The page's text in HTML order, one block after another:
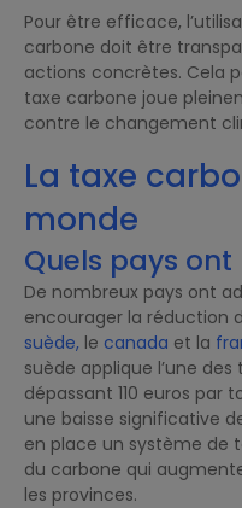
Pour être efficace,
carbone doit être
actions concrètes. Cela
taxe carbone joue
contre le changement
La taxe
monde
Quels pays
De nombreux pays ont
encourager la réduction
suède, le canada et la
suède applique l’une
dépassant 110 euros par
une baisse significative
en place un système de
du carbone qui
les provinces.